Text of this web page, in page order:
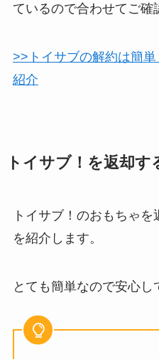
ているので合わせてご確
>>トイサブの解約は簡
紹介
トイサブ！を返却す
トイサブ！のおもちゃ
を紹介します。
とても簡単なので安心し